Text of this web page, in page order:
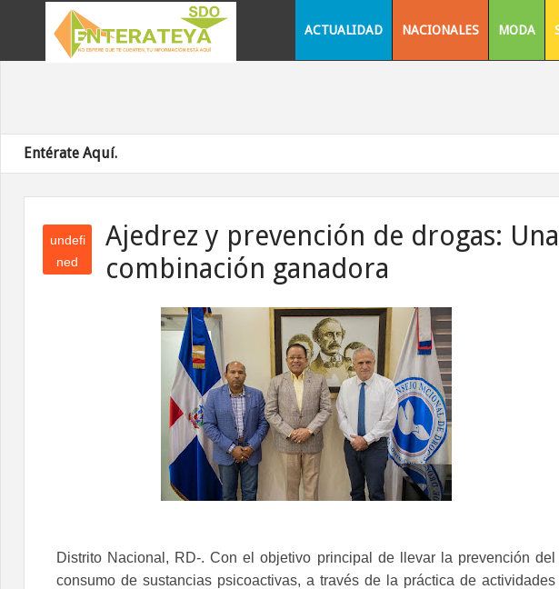
ACTUALIDAD NACIONALES MODA
Entérate Aquí.
undefi
ned
Ajedrez y prevención de drogas: Una
combinación ganadora
Distrito Nacional, RD-. Con el objetivo principal de llevar la prevención del
consumo de sustancias psicoactivas, a través de la práctica de actividades